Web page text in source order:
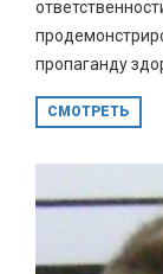
пропаганду
СМОТРЕТЬ